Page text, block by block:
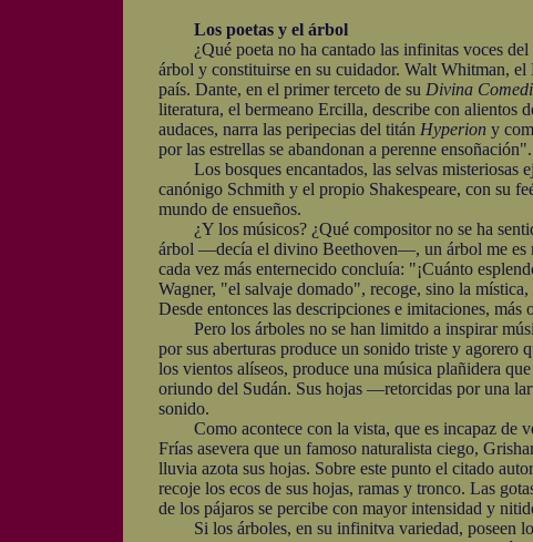
Los poetas y el árbol
¿Qué poeta no ha cantado las infinitas voces del
árbol y constituirse en su cuidador. Walt Whitman, el
país. Dante, en el primer terceto de su Divina
literatura, el bermeano Ercilla, describe con alientos
audaces, narra las peripecias del titán Hyperion y
por las estrellas se abandonan a perenne ensoñación".
Los bosques encantados, las selvas misteriosas
canónigo Schmith y el propio Shakespeare, con su
mundo de ensueños.
¿Y los músicos? ¿Qué compositor no se ha
árbol —decía el divino Beethoven—, un árbol me es
cada vez más enternecido concluía: "¡Cuánto
Wagner, "el salvaje domado", recoge, sino la
Desde entonces las descripciones e imitaciones,
Pero los árboles no se han limitdo a inspirar
por sus aberturas produce un sonido triste y agorero
los vientos alíseos, produce una música plañidera
oriundo del Sudán. Sus hojas —retorcidas por una
sonido.
Como acontece con la vista, que es incapaz de
Frías asevera que un famoso naturalista ciego,
lluvia azota sus hojas. Sobre este punto el citado
recoje los ecos de sus hojas, ramas y tronco. Las
de los pájaros se percibe con mayor intensidad y
Si los árboles, en su infinitva variedad, poseen los